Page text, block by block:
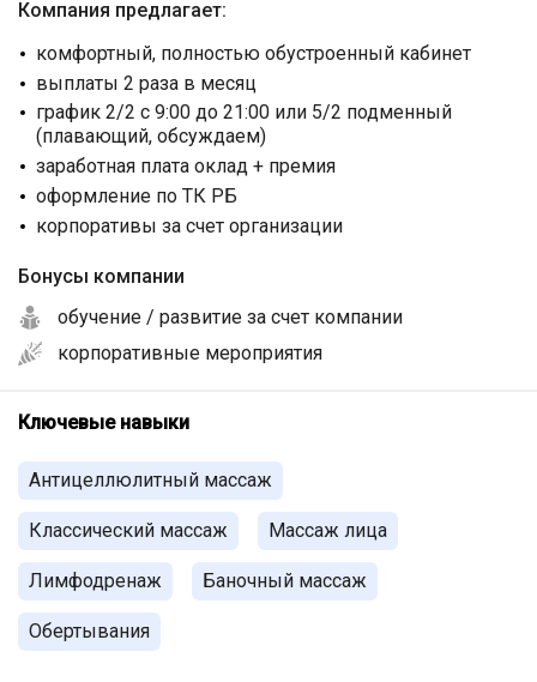
Компания предлагает:
комфортный, полностью обустроенный кабинет
выплаты 2 раза в месяц
график 2/2 с 9:00 до 21:00 или 5/2 подменный
(плавающий, обсуждаем)
заработная плата оклад + премия
оформление по ТК РБ
корпоративы за счет организации
Бонусы компании
обучение / развитие за счет компании
корпоративные мероприятия
Ключевые навыки
Антицеллюлитный массаж
Классический массаж Массаж лица
Лимфодренаж Баночный массаж
Обертывания